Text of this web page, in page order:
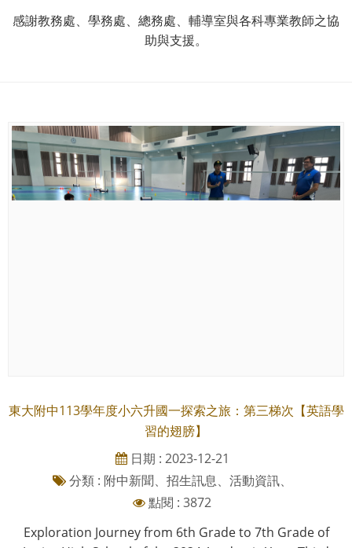
感謝教務處、學務處、總務處、輔導室與各科專業教師之協
助與支援。
東大附中113學年度小六升國一探索之旅：第三梯次【英語學
習的翅膀】
日期 : 2023-12-21
分類 : 附中新聞、招生訊息、活動資訊、
點閱 : 3872
Exploration Journey from 6th Grade to 7th Grade of